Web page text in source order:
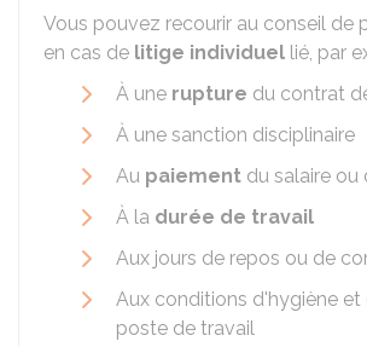
Vous pouvez recourir au conseil de
en cas de litige individuel lié, par
À une rupture du contrat
À une sanction disciplinaire
Au paiement du salaire ou
À la durée de travail
Aux jours de repos ou de
Aux conditions d'hygiène et
poste de travail